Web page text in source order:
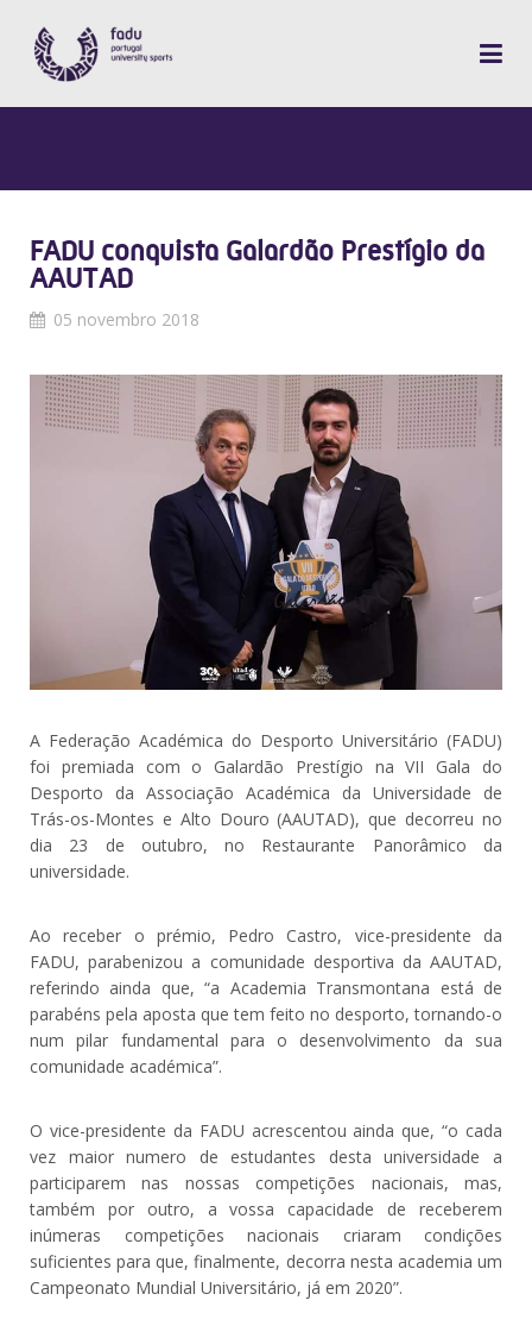
FADU conquista Galardão Prestígio da
AAUTAD
05 novembro 2018
A Federação Académica do Desporto Universitário (FADU)
foi premiada com o Galardão Prestígio na VII Gala do
Desporto da Associação Académica da Universidade de
Trás-os-Montes e Alto Douro (AAUTAD), que decorreu no
dia 23 de outubro, no Restaurante Panorâmico da
universidade.
Ao receber o prémio, Pedro Castro, vice-presidente da
FADU, parabenizou a comunidade desportiva da AAUTAD,
referindo ainda que, “a Academia Transmontana está de
parabéns pela aposta que tem feito no desporto, tornando-o
num pilar fundamental para o desenvolvimento da sua
comunidade académica”.
O vice-presidente da FADU acrescentou ainda que, “o cada
vez maior numero de estudantes desta universidade a
participarem nas nossas competições nacionais, mas,
também por outro, a vossa capacidade de receberem
inúmeras competições nacionais criaram condições
suficientes para que, finalmente, decorra nesta academia um
Campeonato Mundial Universitário, já em 2020”.